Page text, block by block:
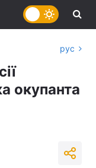
рус
окупанта